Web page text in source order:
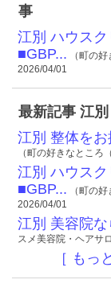
事
江別 ハウスク
■GBP... （町の
2026/04/01
最新記事 江
江別 整体を
（町の好きなところ
江別 ハウスク
■GBP... （町の
2026/04/01
江別 美容院
スメ美容院・ヘアサ
［ もっ